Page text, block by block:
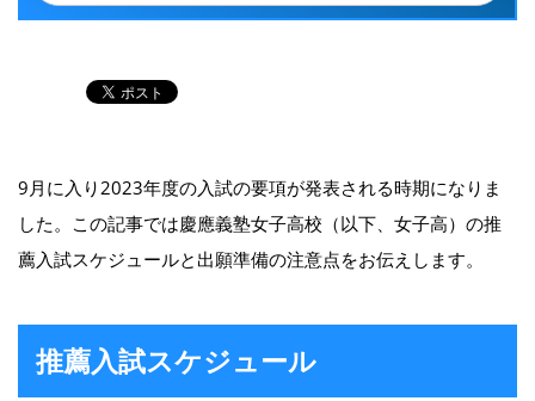
9月に入り2023年度の入試の要項が発表される時期になりま
した。この記事では慶應義塾女子高校（以下、女子高）の推
薦入試スケジュールと出願準備の注意点をお伝えします。
推薦入試スケジュール